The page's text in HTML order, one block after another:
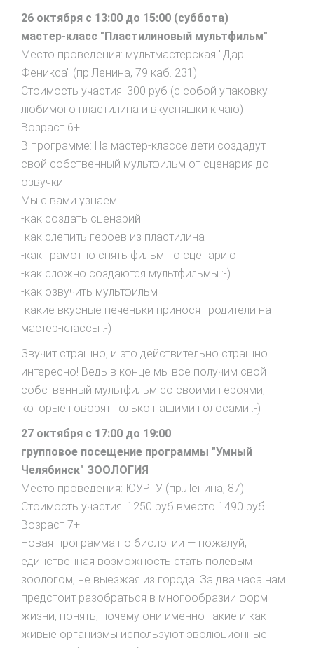
26 октября с 13:00 до 15:00 (суббота)
мастер-класс "Пластилиновый мультфильм"
Место проведения: мультмастерская "Дар
Феникса" (пр.Ленина, 79 каб. 231)
Стоимость участия: 300 руб (с собой упаковку
любимого пластилина и вкусняшки к чаю)
Возраст 6+
В программе: На мастер-классе дети создадут
свой собственный мультфильм от сценария до
озвучки!
Мы с вами узнаем:
-как создать сценарий
-как слепить героев из пластилина
-как грамотно снять фильм по сценарию
-как сложно создаются мультфильмы :-)
-как озвучить мультфильм
-какие вкусные печеньки приносят родители на
мастер-классы :-)
Звучит страшно, и это действительно страшно
интересно! Ведь в конце мы все получим свой
собственный мультфильм со своими героями,
которые говорят только нашими голосами :-)
27 октября с 17:00 до 19:00
групповое посещение программы "Умный
Челябинск" ЗООЛОГИЯ
Место проведения: ЮУРГУ (пр.Ленина, 87)
Стоимость участия: 1250 руб вместо 1490 руб.
Возраст 7+
Новая программа по биологии — пожалуй,
единственная возможность стать полевым
зоологом, не выезжая из города. За два часа нам
предстоит разобраться в многообразии форм
жизни, понять, почему они именно такие и как
живые организмы используют эволюционные